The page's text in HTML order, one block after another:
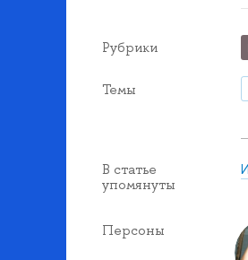
Рубрики
Темы
В статье
упомянуты
Персоны